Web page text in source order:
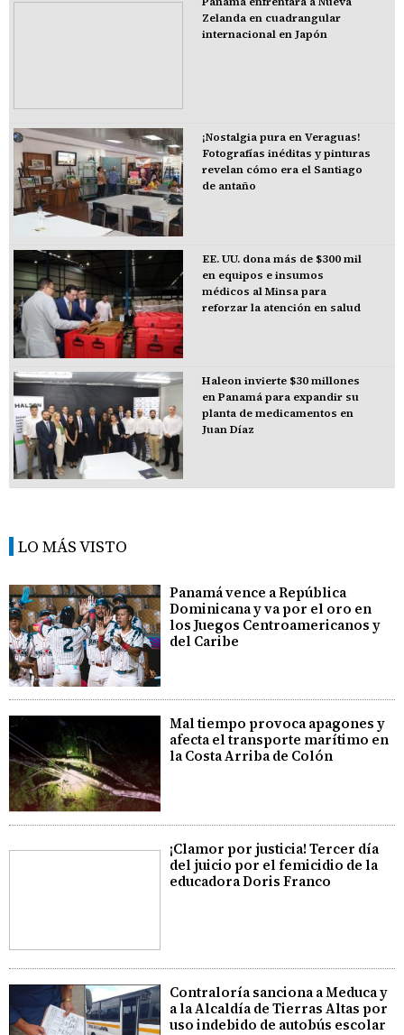
Zelanda en cuadrangular
internacional en Japón
¡Nostalgia pura en Veraguas!
Fotografías inéditas y pinturas
revelan cómo era el Santiago
de antaño
EE. UU. dona más de $300 mil
en equipos e insumos
médicos al Minsa para
reforzar la atención en salud
Haleon invierte $30 millones
en Panamá para expandir su
planta de medicamentos en
Juan Díaz
LO MÁS VISTO
Panamá vence a República
Dominicana y va por el oro en
los Juegos Centroamericanos y
del Caribe
Mal tiempo provoca apagones y
afecta el transporte marítimo en
la Costa Arriba de Colón
¡Clamor por justicia! Tercer día
del juicio por el femicidio de la
educadora Doris Franco
Contraloría sanciona a Meduca y
a la Alcaldía de Tierras Altas por
uso indebido de autobús escolar